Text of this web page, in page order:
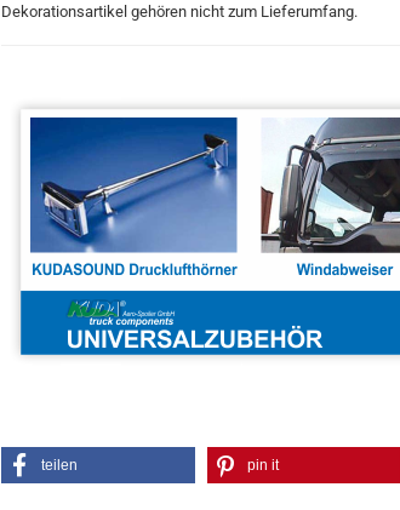
Dekorationsartikel gehören nicht zum Lieferumfang.
teilen pin it